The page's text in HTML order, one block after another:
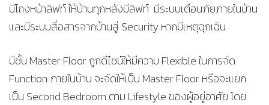
มีโถงหน้าลิฟท์ ให้บ้านทุกหลังมีลิฟท์ มีระบบเตือนภัยภายในบ้าน
และมีระบบสื่อสารจากบ้านสู่ Security หากมีเหตุฉุกเฉิน
มีชั้น Master Floor ถูกดีไซน์ให้มีความ Flexible ในการจัด
Function ภายในบ้าน จะจัดให้เป็น Master Floor หรือจะแยก
เป็น Second Bedroom ตาม Lifestyle ของผู้อยู่อาศัย โดย